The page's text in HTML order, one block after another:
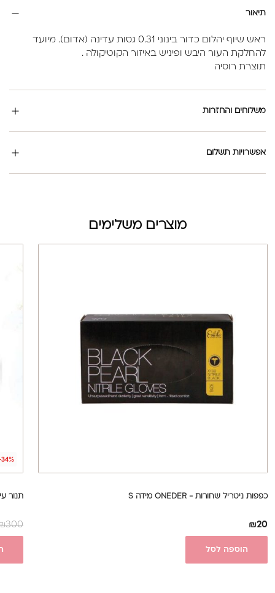
תיאור
ראש שיוף יהלום כדור בינוני 0.31 גסות עדינה (אדום). מיועד
להחלקת העור היבש ופיניש באיזור הקוטיקולה .
תוצרת רוסיה
משלוחים והחזרות
אפשרויות תשלום
מוצרים משלימים
כפפות ניטריל שחורות - ONEDER מידה S
₪20
הוספה לסל
תנור
300